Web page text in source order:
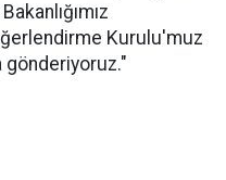
Kurulu'muz
gönderiyoruz."